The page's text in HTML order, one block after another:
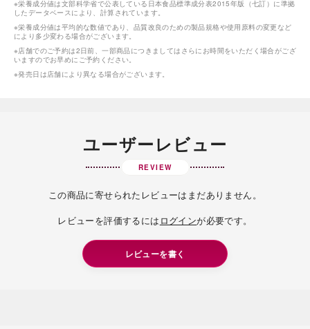
※栄養成分値は文部科学省で公表している日本食品標準成分表2015年版（七訂）に準拠
したデータベースにより、計算されています。
※栄養成分値は平均的な数値であり、品質改良のための製品規格や使用原料の変更など
により多少変わる場合がございます。
※店舗でのご予約は2日前、一部商品につきましてはさらにお時間をいただく場合がござ
いますのでお早めにご予約ください。
※発売日は店舗により異なる場合がございます。
ユーザーレビュー
REVIEW
この商品に寄せられたレビューはまだありません。
レビューを評価するには ログインが必要です。
レビューを書く
岳や末広がりを意味す
やつ時」という意味を込
雄大な八ヶ岳山麓の自
れる、こだわりのスイー